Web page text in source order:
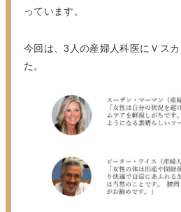
っています。
今回は、3人の産婦人科医にＶス
た。